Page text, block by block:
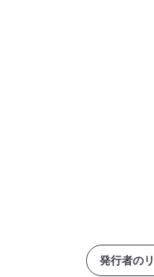
発行者の